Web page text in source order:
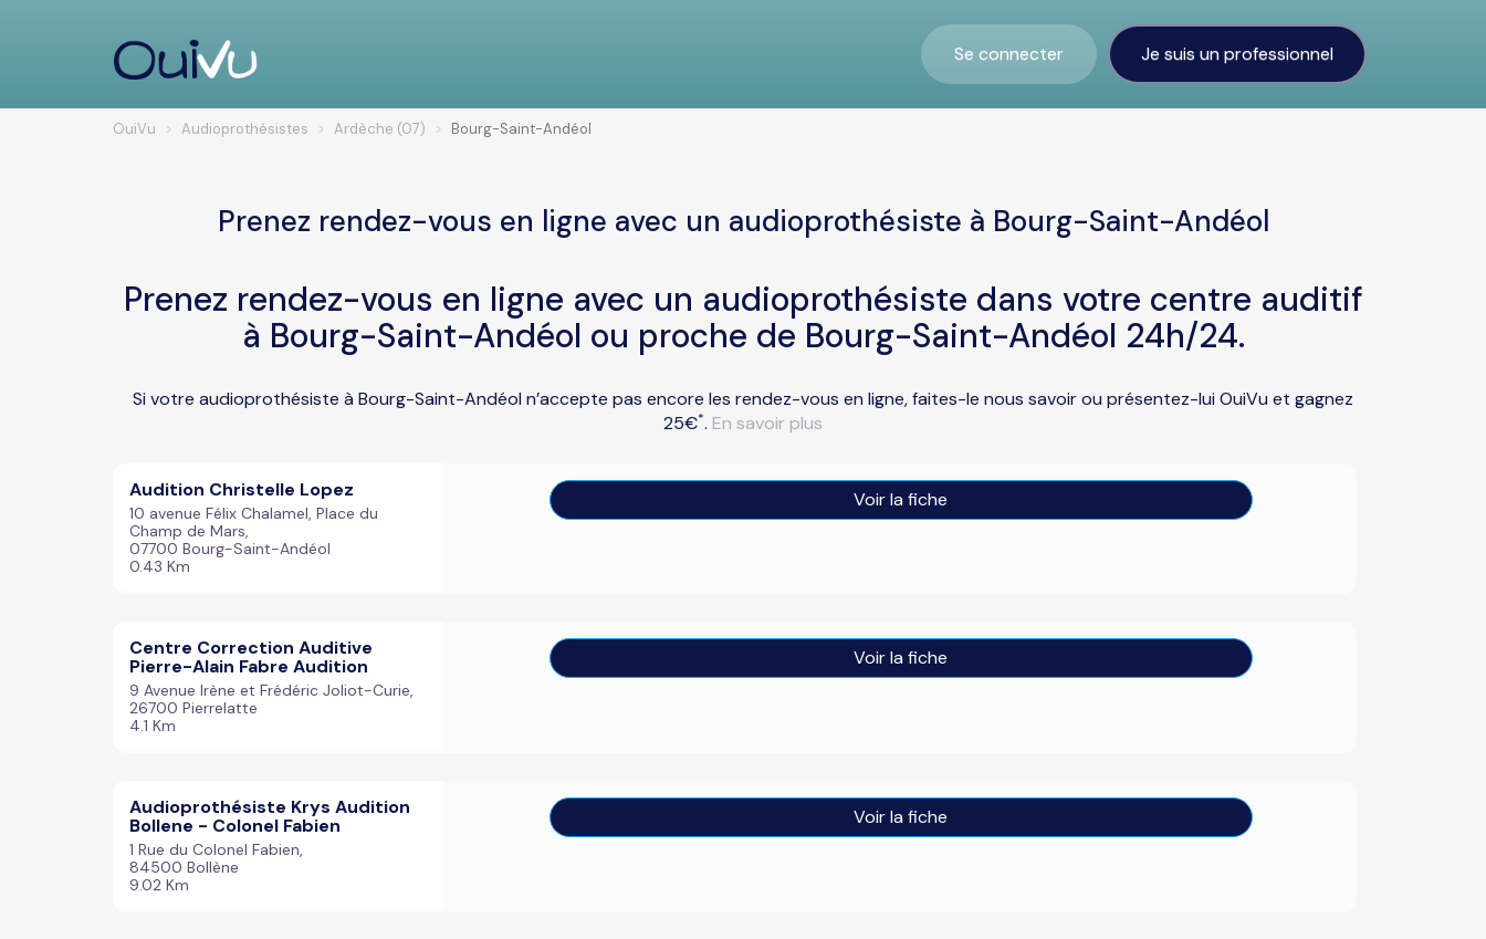
Se connecter Je suis un professionnel
OuiVu Audioprothésistes Ardèche (07) Bourg-Saint-Andéol
Prenez rendez-vous en ligne avec un audioprothésiste à Bourg-Saint-Andéol
Prenez rendez-vous en ligne avec un audioprothésiste dans votre centre auditif
à Bourg-Saint-Andéol ou proche de Bourg-Saint-Andéol 24h/24.
Si votre audioprothésiste à Bourg-Saint-Andéol n’accepte pas encore les rendez-vous en ligne, faites-le nous savoir ou présentez-lui OuiVu et gagnez
25€*. En savoir plus
Audition Christelle Lopez
10 avenue Félix Chalamel, Place du
Champ de Mars,
07700 Bourg-Saint-Andéol
0.43 Km
Voir la fiche
Centre Correction Auditive
Pierre-Alain Fabre Audition
9 Avenue Irène et Frédéric Joliot-Curie,
26700 Pierrelatte
4.1 Km
Voir la fiche
Audioprothésiste Krys Audition
Bollene - Colonel Fabien
1 Rue du Colonel Fabien,
84500 Bollène
9.02 Km
Voir la fiche